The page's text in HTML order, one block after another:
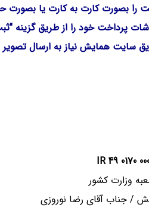
را بصورت کارت به کارت یا بصورت
پرداخت خود را از طریق گزینه
سایت همایش نیاز به ارسال تصویر
IR 49 0170
وزارت کشور
/ جناب آقای رضا نوروزی